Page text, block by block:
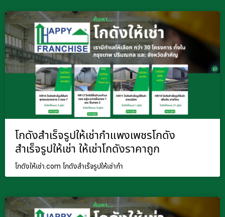
โกดังสำเร็จรูปให้เช่ากำแพงเพชรโกดัง
สำเร็จรูปให้เช่า ให้เช่าโกดังราคาถูก
โกดังให้เช่า.com โกดังสำเร็จรูปให้เช่ากำ